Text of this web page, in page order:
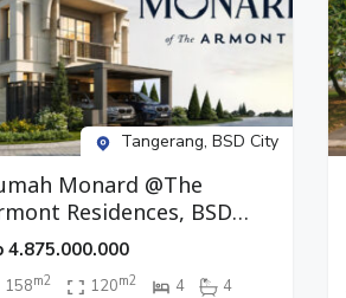
Tangerang, BSD City
Monard @The
Residences, BSD
Tangerang
4.875.000.000
158m2 120m2 4 4